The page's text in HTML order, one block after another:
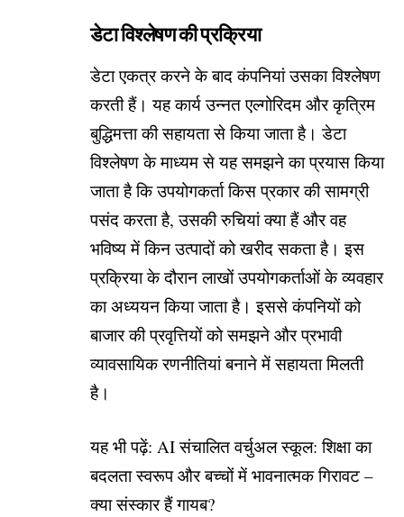
डेटा विश्लेषण की प्रक्रिया
डेटा एकत्र करने के बाद कंपनियां उसका विश्लेषण
करती हैं। यह कार्य उन्नत एल्गोरिदम और कृत्रिम
बुद्धिमत्ता की सहायता से किया जाता है। डेटा
विश्लेषण के माध्यम से यह समझने का प्रयास किया
जाता है कि उपयोगकर्ता किस प्रकार की सामग्री
पसंद करता है, उसकी रुचियां क्या हैं और वह
भविष्य में किन उत्पादों को खरीद सकता है। इस
प्रक्रिया के दौरान लाखों उपयोगकर्ताओं के व्यवहार
का अध्ययन किया जाता है। इससे कंपनियों को
बाजार की प्रवृत्तियों को समझने और प्रभावी
व्यावसायिक रणनीतियां बनाने में सहायता मिलती
है।
यह भी पढ़ें: AI संचालित वर्चुअल स्कूल: शिक्षा का
बदलता स्वरूप और बच्चों में भावनात्मक गिरावट –
क्या संस्कार हैं गायब?